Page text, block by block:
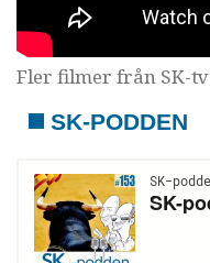
Fler filmer från SK-tv
SK-PODDEN